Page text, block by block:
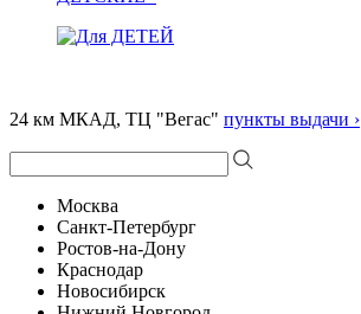
24 км МКАД, ТЦ "Вегас" пункты выдачи ›
Москва
Санкт-Петербург
Ростов-на-Дону
Краснодар
Новосибирск